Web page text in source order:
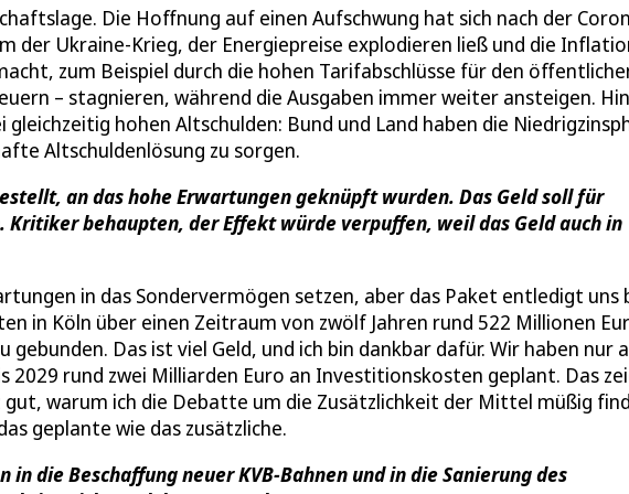
Die Hoffnung auf einen Aufschwung hat sich nach der
der Ukraine-Krieg, der Energiepreise explodieren ließ und die
zum Beispiel durch die hohen Tarifabschlüsse für den
– stagnieren, während die Ausgaben immer weiter ansteigen.
hohen Altschulden: Bund und Land haben die
Altschuldenlösung zu sorgen.
an das hohe Erwartungen geknüpft wurden. Das Geld soll für
behaupten, der Effekt würde verpuffen, weil das Geld auch in
in das Sondervermögen setzen, aber das Paket entledigt uns
in Köln über einen Zeitraum von zwölf Jahren rund 522 Millionen
Das ist viel Geld, und ich bin dankbar dafür. Wir haben nur
2029 rund zwei Milliarden Euro an Investitionskosten geplant. Das
warum ich die Debatte um die Zusätzlichkeit der Mittel müßig
geplante wie das zusätzliche.
in die Beschaffung neuer KVB-Bahnen und in die Sanierung des